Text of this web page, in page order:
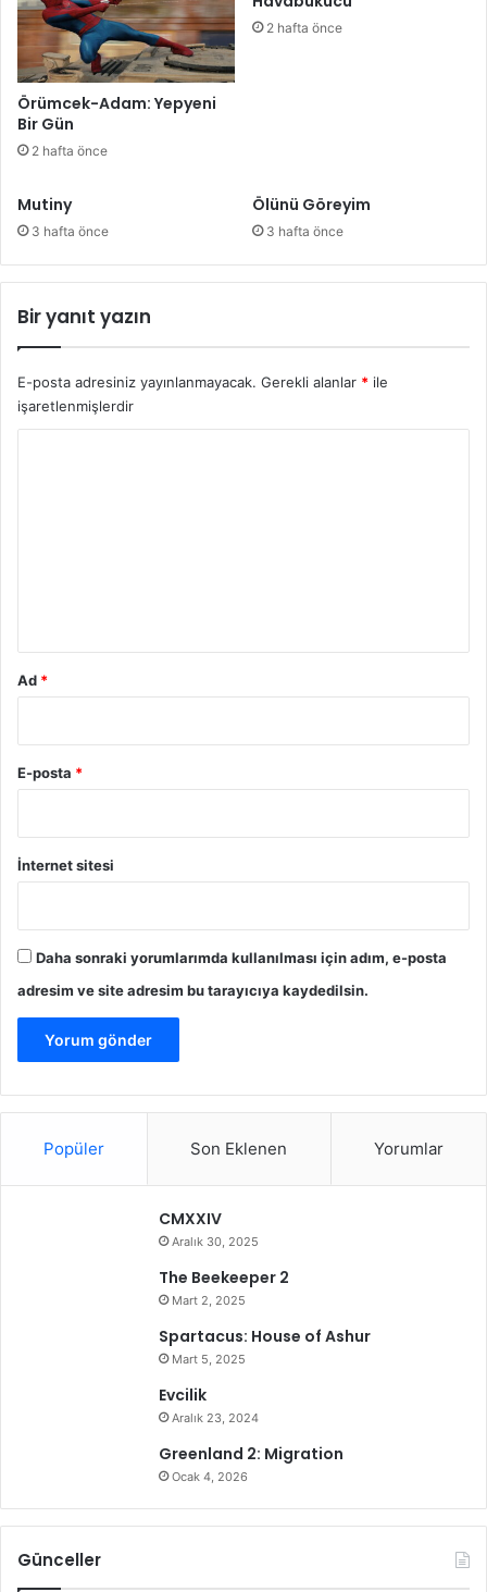
Örümcek-Adam: Yepyeni
Bir Gün
2 hafta önce
2 hafta önce
Mutiny
3 hafta önce
Ölünü Göreyim
3 hafta önce
Bir yanıt yazın
E-posta adresiniz yayınlanmayacak. Gerekli alanlar * ile
işaretlenmişlerdir
Ad *
E-posta *
İnternet sitesi
Daha sonraki yorumlarımda kullanılması için adım, e-posta
adresim ve site adresim bu tarayıcıya kaydedilsin.
Popüler Son Eklenen Yorumlar
CMXXIV
Aralık 30, 2025
The Beekeeper 2
Mart 2, 2025
Spartacus: House of Ashur
Mart 5, 2025
Evcilik
Aralık 23, 2024
Greenland 2: Migration
Ocak 4, 2026
Günceller